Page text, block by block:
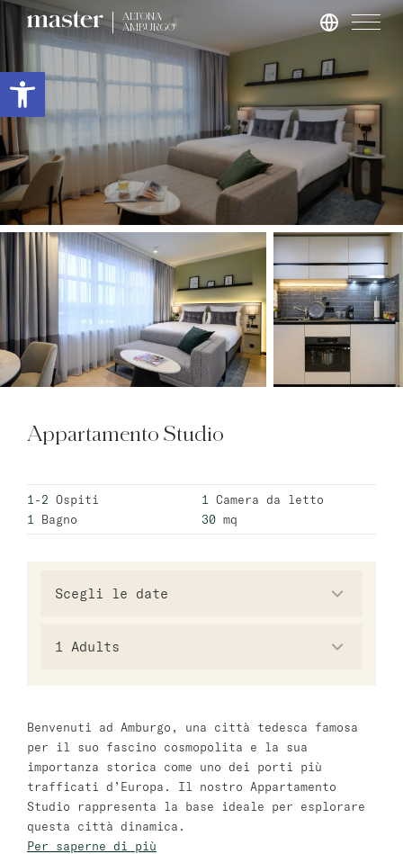
Apri la barra degli strumenti
ALTONA
AMBURGO
Roma
master Trevi
Londra
master St. Paul’s
master Cannon
master Farringdon
Barcellona
master La Rambla
Amburgo
Varsavia
master Wola
Atene
master Mirabell
Tel Aviv
Mazeh Tel Aviv
master Shenkin
Bat Yam
Appartamento Studio
1-2 Ospiti 1
Camera da letto
1
Bagno 30 mq
1 Adults
Benvenuti ad Amburgo, una città tedesca famosa
per il suo fascino cosmopolita e la sua
importanza storica come uno dei porti più
trafficati d’Europa. Il nostro Appartamento
Studio rappresenta la base ideale per esplorare
questa città dinamica.
Per saperne di più